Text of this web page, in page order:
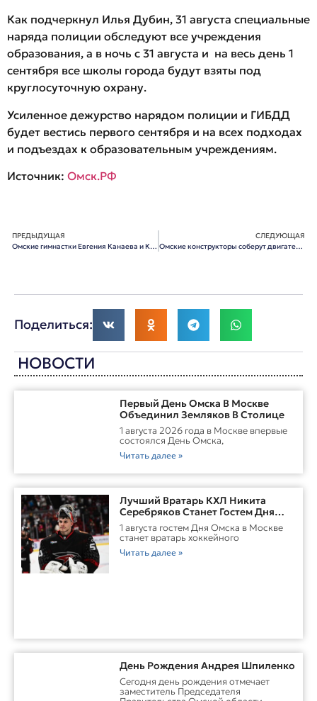
Как подчеркнул Илья Дубин, 31 августа специальные
наряда полиции обследуют все учреждения
образования, а в ночь с 31 августа и на весь день 1
сентября все школы города будут взяты под
круглосуточную охрану.
Усиленное дежурство нарядом полиции и ГИБДД
будет вестись первого сентября и на всех подходах
и подъездах к образовательным учреждениям.
Источник: Омск.РФ
ПРЕДЫДУЩАЯ
Омские гимнастки Евгения Канаева и Ксения Дудкина выиграли золотые медали мировых турниров
СЛЕДУЮЩАЯ
Омские конструкторы соберут двигатели для Ан-70
Поделиться:
НОВОСТИ
Первый День Омска В Москве
Объединил Земляков В Столице
1 августа 2026 года в Москве впервые
состоялся День Омска,
Читать далее »
Лучший Вратарь КХЛ Никита
Серебряков Станет Гостем Дня
Омска В Москве
1 августа гостем Дня Омска в Москве
станет вратарь хоккейного
Читать далее »
День Рождения Андрея Шпиленко
Cегодня день рождения отмечает
заместитель Председателя